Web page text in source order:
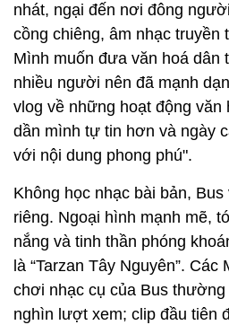
nhát, ngại đến nơi đông
cồng chiêng, âm nhạc truyền
Mình muốn đưa văn hoá dân
nhiều người nên đã mạnh
vlog về những hoạt động văn
dần mình tự tin hơn và ngày
với nội dung phong phú".
Không học nhạc bài bản,
riêng. Ngoại hình mạnh mẽ,
nắng và tinh thần phóng
là “Tarzan Tây Nguyên”. Các
chơi nhạc cụ của Bus thường
nghìn lượt xem; clip đầu tiên